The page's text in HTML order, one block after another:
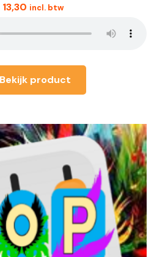
13,30 incl. btw
product